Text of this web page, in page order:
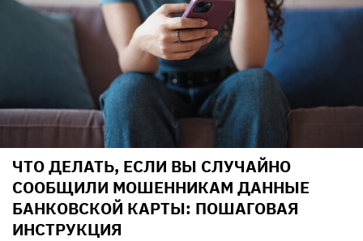
ЧТО ДЕЛАТЬ, ЕСЛИ ВЫ СЛУЧАЙНО
СООБЩИЛИ МОШЕННИКАМ ДАННЫЕ
БАНКОВСКОЙ КАРТЫ: ПОШАГОВАЯ
ИНСТРУКЦИЯ